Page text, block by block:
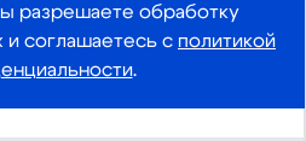
разрешаете обработку
соглашаетесь с политикой
.